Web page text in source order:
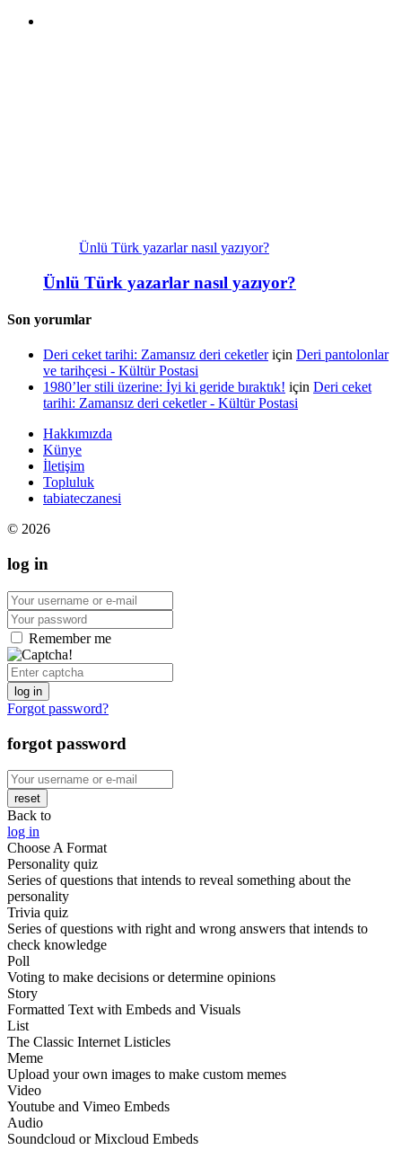
Ünlü Türk yazarlar nasıl yazıyor?
Ünlü Türk yazarlar nasıl yazıyor?
Son yorumlar
Deri ceket tarihi: Zamansız deri ceketleriçin Deri pantolonlar
ve tarihçesi - Kültür Postasi
1980’ler stili üzerine: İyi ki geride bıraktık! için Deri ceket
tarihi: Zamansız deri ceketler - Kültür Postasi
Hakkımızda
Künye
İletişim
Topluluk
tabiateczanesi
© 2026
log in
Remember me
log in
Forgot password?
forgot password
reset
Back to
log in
Choose A Format
Personality quiz
Series of questions that intends to reveal something about the
personality
Trivia quiz
Series of questions with right and wrong answers that intends to
check knowledge
Poll
Voting to make decisions or determine opinions
Story
Formatted Text with Embeds and Visuals
List
The Classic Internet Listicles
Meme
Upload your own images to make custom memes
Video
Youtube and Vimeo Embeds
Audio
Soundcloud or Mixcloud Embeds